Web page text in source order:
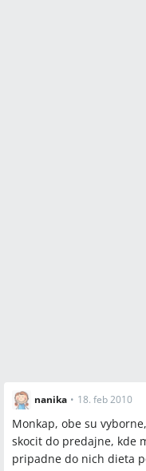
nanika • 18. feb 2010
Monkap, obe su
skocit do predajne, kde
pripadne do nich dieta